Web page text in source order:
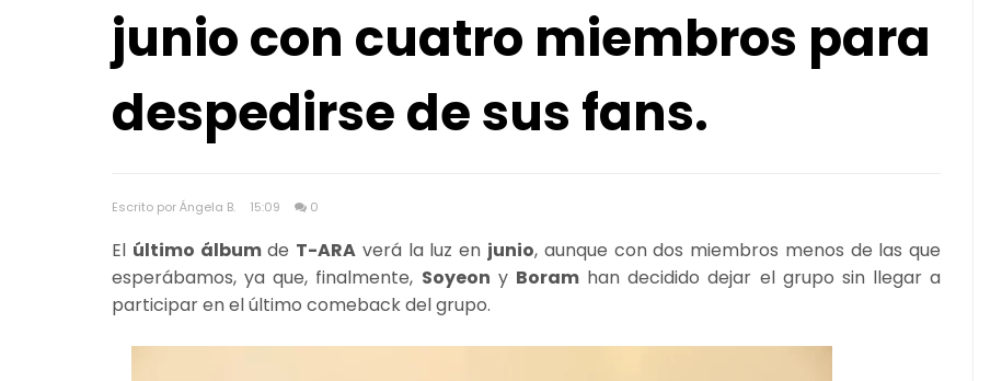
junio con cuatro miembros para
despedirse de sus fans.
Escrito por Ángela B. 15:09 0
El último álbumde T-ARA verá la luz en junio, aunque con dos miembros menos de las que
esperábamos, ya que, finalmente, Soyeon y Boramhan decidido dejar el grupo sin llegar a
participar en el último comeback del grupo.